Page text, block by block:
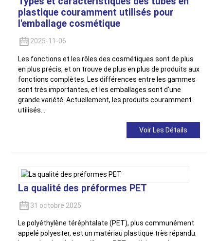
plastique couramment utilisés pour
l'emballage cosmétique
2025-11-06
Les fonctions et les rôles des cosmétiques sont de plus
en plus précis, et on trouve de plus en plus de produits aux
fonctions complètes. Les différences entre les gammes
sont très importantes, et les emballages sont d'une
grande variété. Actuellement, les produits couramment
utilisés…
Voir Les Détails
La qualité des préformes PET
31 octobre 2025
Le polyéthylène téréphtalate (PET), plus communément
appelé polyester, est un matériau plastique très répandu.